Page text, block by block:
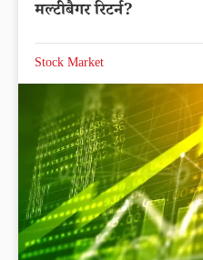
मल्टीबैगर रिटर्न?
Stock Market